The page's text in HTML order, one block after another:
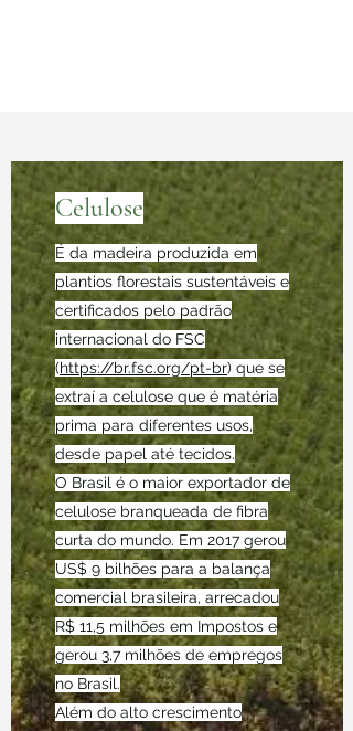
Celulose
É da madeira produzida em
plantios florestais sustentáveis e
certificados pelo padrão
internacional do FSC
(https://br.fsc.org/pt-br) que se
extraí a celulose que é matéria
prima para diferentes usos,
desde papel até tecidos.
O Brasil é o maior exportador de
celulose branqueada de fibra
curta do mundo. Em 2017 gerou
US$ 9 bilhões para a balança
comercial brasileira, arrecadou
R$ 11,5 milhões em Impostos e
gerou 3,7 milhões de empregos
no Brasil.
Além do alto crescimento